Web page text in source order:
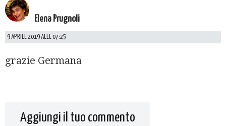
Elena Prugnoli
9 APRILE 2019 ALLE 07:25
grazie Germana
Aggiungi il tuo commento